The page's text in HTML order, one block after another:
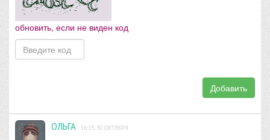
обновить, если не виден код
Добавить
ОЛЬГА 16:23, 30 ОКТЯБРЯ